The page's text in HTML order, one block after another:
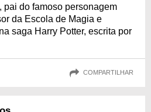
pai do famoso personagem
da Escola de Magia e
saga Harry Potter, escrita por
COMPARTILHAR